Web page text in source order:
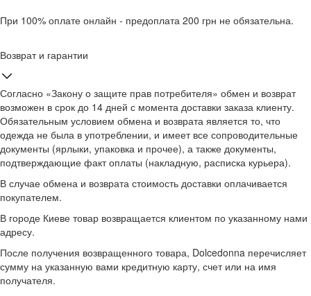
При 100% оплате онлайн - предоплата 200 грн не обязательна.
Возврат и гарантии
Согласно «Закону о защите прав потребителя» обмен и возврат
возможен в срок до 14 дней с момента доставки заказа клиенту.
Обязательным условием обмена и возврата является то, что
одежда не была в употреблении, и имеет все сопроводительные
документы (ярлыки, упаковка и прочее), а также документы,
подтверждающие факт оплаты (накладную, расписка курьера).
В случае обмена и возврата стоимость доставки оплачивается
покупателем.
В городе Киеве товар возвращается клиентом по указанному нами
адресу.
После получения возвращенного товара, Dolcedonna перечисляет
сумму на указанную вами кредитную карту, счет или на имя
получателя.